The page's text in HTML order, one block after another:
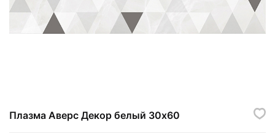
Плазма Аверс Декор белый 30х60